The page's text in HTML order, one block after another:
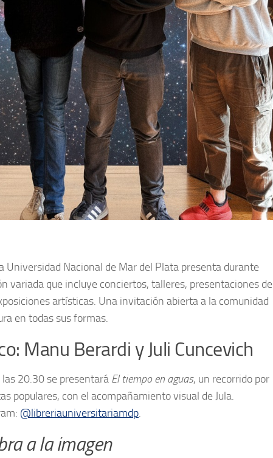
Universidad Nacional de Mar del Plata presenta durante
variada que incluye conciertos, talleres, presentaciones de
artísticas. Una invitación abierta a la comunidad
en todas sus formas.
Manu Berardi y Juli Cuncevich
20.30 se presentará El tiempo en aguas, un recorrido por
populares, con el acompañamiento visual de Jula.
@libreriauniversitariamdp.
a la imagen